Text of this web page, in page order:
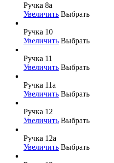
Ручка 8а
Увеличить Выбрать
Ручка 10
Увеличить Выбрать
Ручка 11
Увеличить Выбрать
Ручка 11а
Увеличить Выбрать
Ручка 12
Увеличить Выбрать
Ручка 12а
Увеличить Выбрать